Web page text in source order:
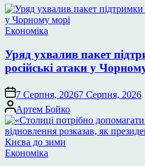
Опублікувати
Економіка
Уряд ухвалив пакет
російські атаки у
7 Серпня, 20267 Серпня, 2026
Опубліковано
Артем Бойко
Опублікувати
Економіка